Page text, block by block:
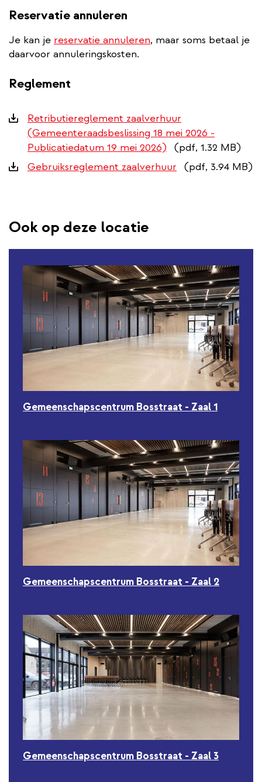
Reservatie annuleren
Je kan je reservatie annuleren, maar soms betaal je
daarvoor annuleringskosten.
Reglement
Downloads
Retributiereglement zaalverhuur
(Gemeenteraadsbeslissing 18 mei 2026 -
Publicatiedatum 19 mei 2026)
(pdf, 1.32 MB)
Gebruiksreglement zaalverhuur
(pdf, 3.94 MB)
Ook op deze locatie
Gemeenschapscentrum Bosstraat - Zaal 1
Gemeenschapscentrum Bosstraat - Zaal 2
Gemeenschapscentrum Bosstraat - Zaal 3